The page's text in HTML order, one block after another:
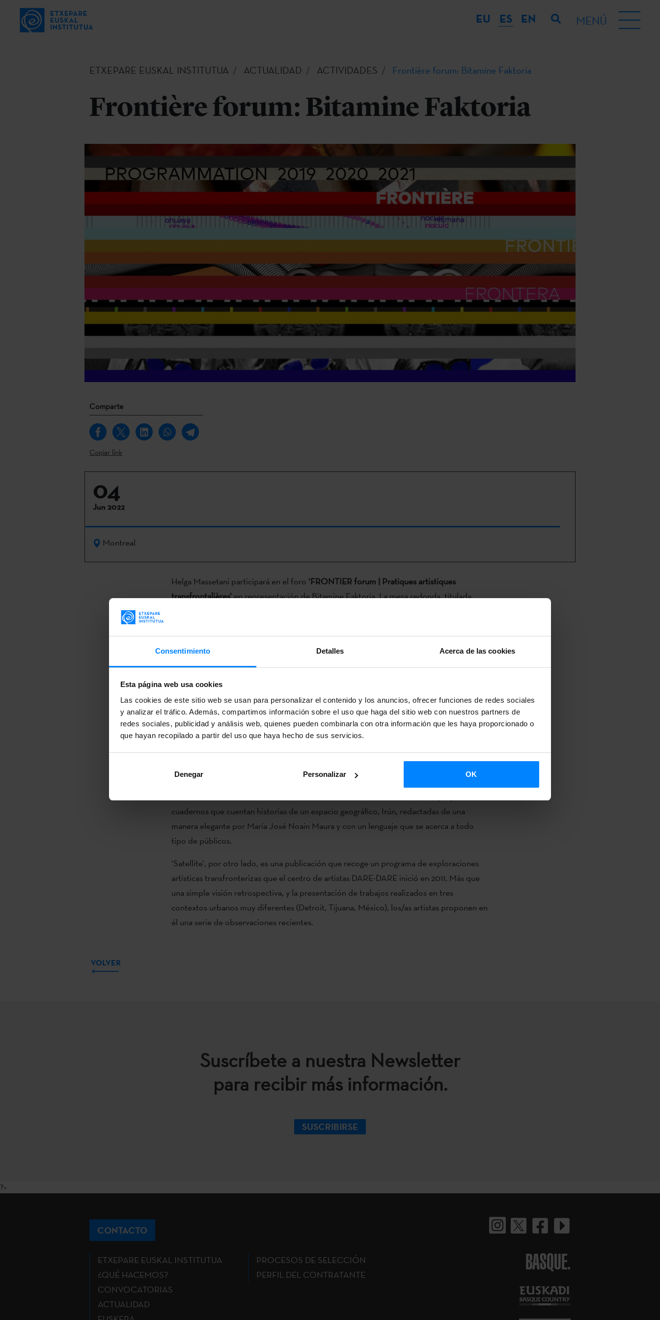
Consentimiento Detalles Acerca de las cookies
Esta página web usa cookies
Las cookies de este sitio web se usan para personalizar el contenido y los anuncios, ofrecer funciones de redes sociales
y analizar el tráfico. Además, compartimos información sobre el uso que haga del sitio web con nuestros partners de
redes sociales, publicidad y análisis web, quienes pueden combinarla con otra información que les haya proporcionado o
que hayan recopilado a partir del uso que haya hecho de sus servicios.
Denegar Personalizar OK
EU ES EN MENÚ
ETXEPARE EUSKAL INSTITUTUA ACTUALIDAD ACTIVIDADES Frontière forum: Bitamine Faktoria
Frontière forum: Bitamine Faktoria
Comparte
Copiar link
04
Jun 2022
Montreal
Helga Massetani participará en el foro ‘FRONTIER forum | Pratiques artistiques
transfrontalières’en representación de Bitamine Faktoria. La mesa redonda, titulada
organizado en el marco del programa de intercambio cultural Saison Quebec-Pays
Basque.
Cotton de DARE-DARE presentará el proyecto y la publicación ´
Satellite
Este encuentro es el resultado de una colaboración entre varias organizaciones de
El proyecto de Bitamine Faktoria se presenta como resultado una serie de fascículos
cuadernos que cuentan historias de un espacio geográfico, Irún, redactadas de una
manera elegante por María José Noain Maura y con un lenguaje que se acerca a todo
tipo de públicos.
‘Satellite’, por otro lado, es una publicación que recoge un programa de exploraciones
artísticas transfronterizas que el centro de artistas DARE-DARE inició en 2011. Más que
una simple visión retrospectiva, y la presentación de trabajos realizados en tres
contextos urbanos muy diferentes (Detroit, Tijuana, México), los/as artistas proponen en
él una serie de observaciones recientes.
VOLVER
Suscríbete a nuestra Newsletter
para recibir más información.
SUSCRIBIRSE
?>
CONTACTO
ETXEPARE EUSKAL INSTITUTUA
¿QUÉ HACEMOS?
CONVOCATORIAS
ACTUALIDAD
PROCESOS DE SELECCIÓN
PERFIL DEL CONTRATANTE
BASQUE.